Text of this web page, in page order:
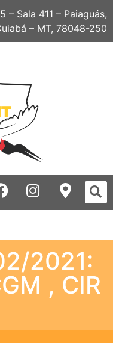
– Sala 411 – Paiaguás,
– MT, 78048-250
2021:
, CIR